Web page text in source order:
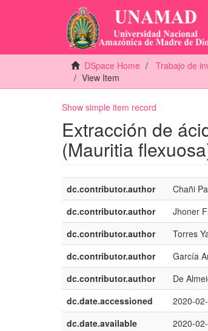
DSpace Home Trabajo de
View Item
Show simple item record
Extracción de
(Mauritia
dc.contributor.author
Chañi
dc.contributor.author
Jhoner
dc.contributor.author
Torres
dc.contributor.author
García
dc.contributor.author
De
dc.date.accessioned
2020-
dc.date.available
2020-